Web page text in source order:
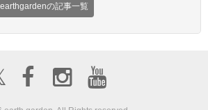
earthgardenの記事一覧